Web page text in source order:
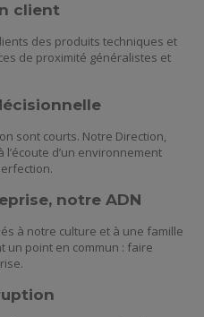
client
des produits techniques et
de proximité généralistes et
sont courts. Notre Direction,
d’un environnement
notre ADN
à notre culture et à une famille
un point en commun : faire